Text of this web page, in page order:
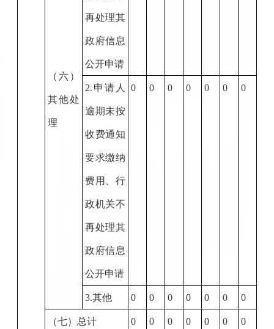
（六）
其他处
理
再处理其
政府信息
公开申请
2. 申请人
逾期未按
收费通知
要求缴纳
费用、行
政机关不
再处理其
政府信息
公开申请
0 0 0 0 0 0 0
3.其他 0 0 0 0 0 0 0
（七）总计 0 0 0 0 0 0 0